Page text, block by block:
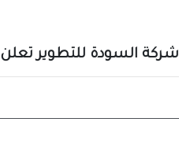
شركة السودة للتطوير تعلن